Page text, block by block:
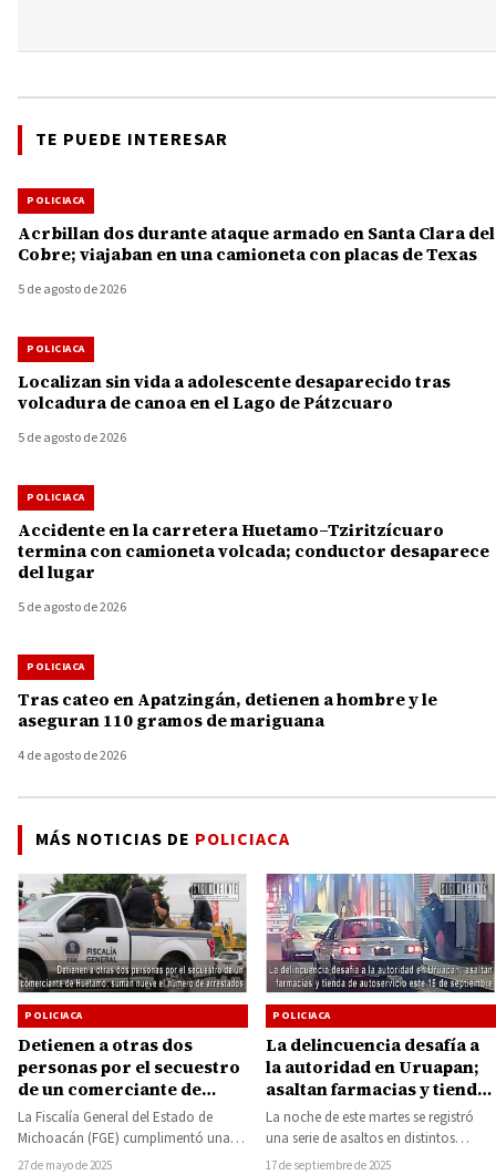
TE PUEDE INTERESAR
POLICIACA
Acrbillan dos durante ataque armado en Santa Clara del
Cobre; viajaban en una camioneta con placas de Texas
5 de agosto de 2026
POLICIACA
Localizan sin vida a adolescente desaparecido tras
volcadura de canoa en el Lago de Pátzcuaro
5 de agosto de 2026
POLICIACA
Accidente en la carretera Huetamo–Tziritzícuaro
termina con camioneta volcada; conductor desaparece
del lugar
5 de agosto de 2026
POLICIACA
Tras cateo en Apatzingán, detienen a hombre y le
aseguran 110 gramos de mariguana
4 de agosto de 2026
MÁS NOTICIAS DE POLICIACA
POLICIACA
Detienen a otras dos
personas por el secuestro
de un comerciante de
Huetamo; suman nueve el
número de arrestados
La Fiscalía General del Estado de
Michoacán (FGE) cumplimentó una
orden de aprehensión en contra de
27 de mayo de 2025
POLICIACA
La delincuencia desafía a
la autoridad en Uruapan;
asaltan farmacias y tienda
de autoservicio este 16 de
septiembre
La noche de este martes se registró
una serie de asaltos en distintos
puntos de la zona Centro…
17 de septiembre de 2025